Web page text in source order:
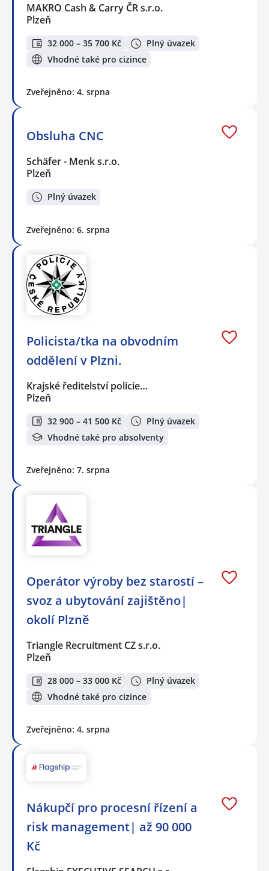
MAKRO Cash & Carry ČR s.r.o.
Plzeň
32 000 – 35 700 Kč
Plný úvazek
Vhodné také pro cizince
Zveřejněno: 4. srpna
Obsluha CNC
Schäfer - Menk s.r.o.
Plzeň
Plný úvazek
Zveřejněno: 6. srpna
Policista/tka na obvodním
oddělení v Plzni.
Krajské ředitelství policie…
Plzeň
32 900 – 41 500 Kč
Plný úvazek
Vhodné také pro absolventy
Zveřejněno: 7. srpna
Operátor výroby bez starostí –
svoz a ubytování zajištěno|
okolí Plzně
Triangle Recruitment CZ s.r.o.
Plzeň
28 000 – 33 000 Kč
Plný úvazek
Vhodné také pro cizince
Zveřejněno: 4. srpna
Nákupčí pro procesní řízení a
risk management| až 90 000
Kč